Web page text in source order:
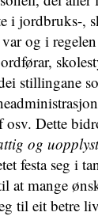
i jordbruks-,
og i
stillingane
Dette
og
festa seg i
at mange
til eit betre